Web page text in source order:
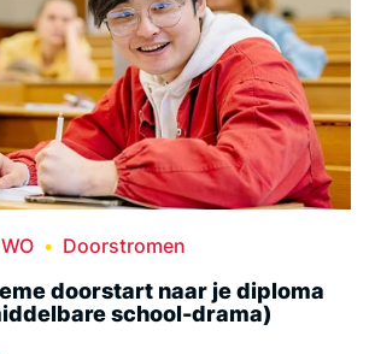
WO Doorstromen
doorstart naar je diploma
school-drama)